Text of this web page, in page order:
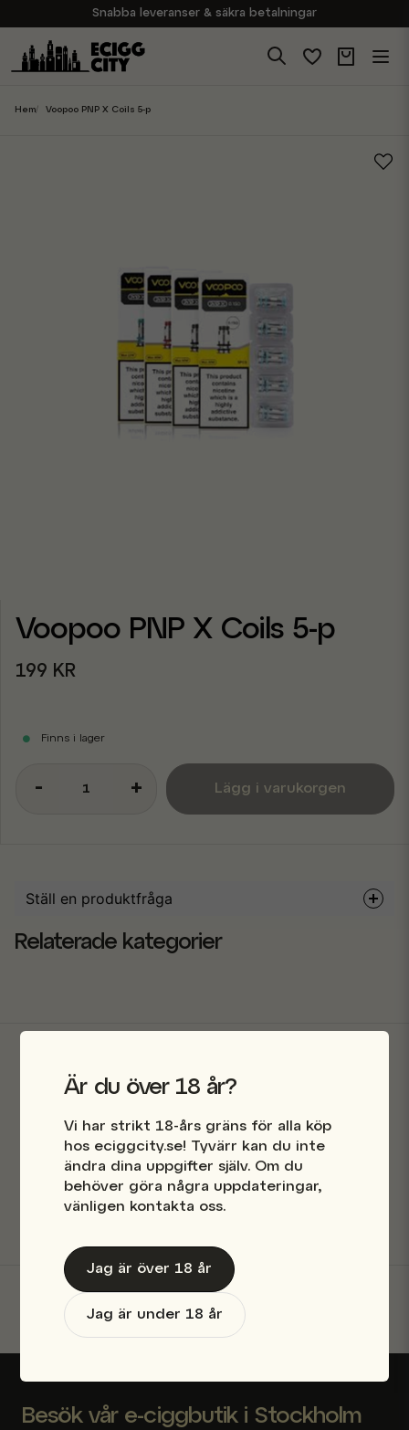
Snabba leveranser & säkra betalningar
Handla i vår butik på Sveavägen
Brett sortiment av produkter
Hem Voopoo PNP X Coils 5-p
Voopoo PNP X Coils 5-p
199 KR
Finns i lager
- + Lägg i varukorgen
Relaterade kategorier
Ställ en produktfråga
question
Fråga oss något om denna produkten...
name
Ja, ni får publicera min fråga
Butik i Stockholm
Snabba leveranser
Säkra betalningar
Är du över 18 år?
Vi har strikt 18-års gräns för alla köp
hos eciggcity.se! Tyvärr kan du inte
ändra dina uppgifter själv. Om du
behöver göra några uppdateringar,
vänligen kontakta oss.
Jag är över 18 år
Jag är under 18 år
Besök vår e-ciggbutik i Stockholm